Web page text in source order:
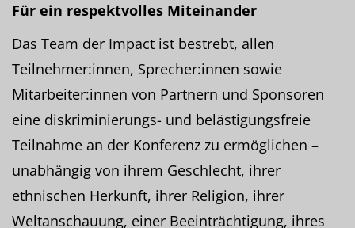
Für ein respektvolles Miteinander
Das Team der Impact ist bestrebt, allen
Teilnehmer:innen, Sprecher:innen sowie
Mitarbeiter:innen von Partnern und Sponsoren
eine diskriminierungs- und belästigungsfreie
Teilnahme an der Konferenz zu ermöglichen –
unabhängig von ihrem Geschlecht, ihrer
ethnischen Herkunft, ihrer Religion, ihrer
Weltanschauung, einer Beeinträchtigung, ihres